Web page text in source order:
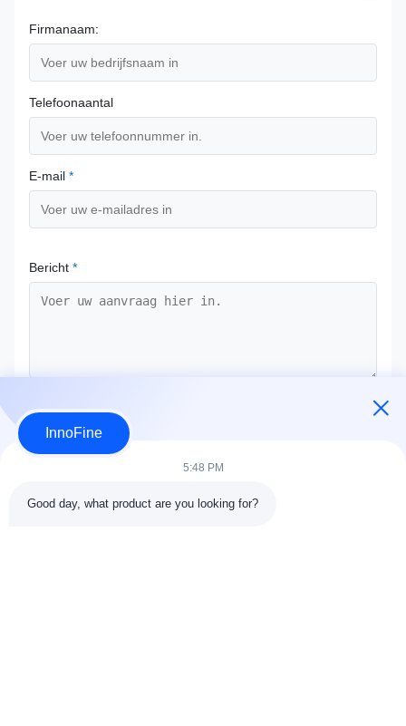
Firmanaam:
Telefoonaantal
E-mail *
Bericht *
InnoFine
5:48 PM
Good day, what product are you looking for?